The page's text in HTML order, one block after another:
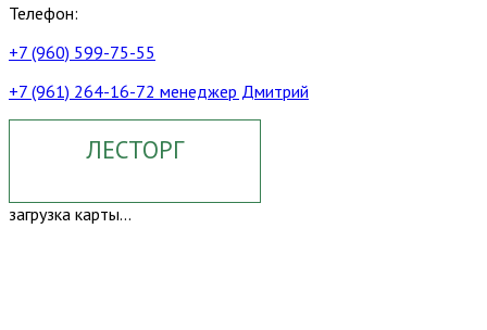
Телефон:
+7 (960) 599-75-55
+7 (961) 264-16-72 менеджер Дмитрий
ЛЕСТОРГ
загрузка карты...